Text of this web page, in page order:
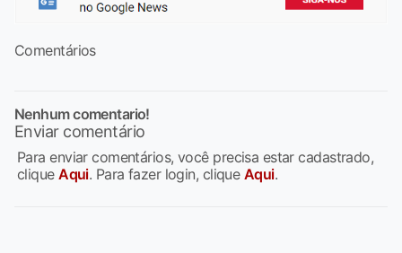
Comentários
Nenhum comentario!
Enviar comentário
Para enviar comentários, você precisa estar cadastrado,
cliqueAqui. Para fazer login, clique Aqui.